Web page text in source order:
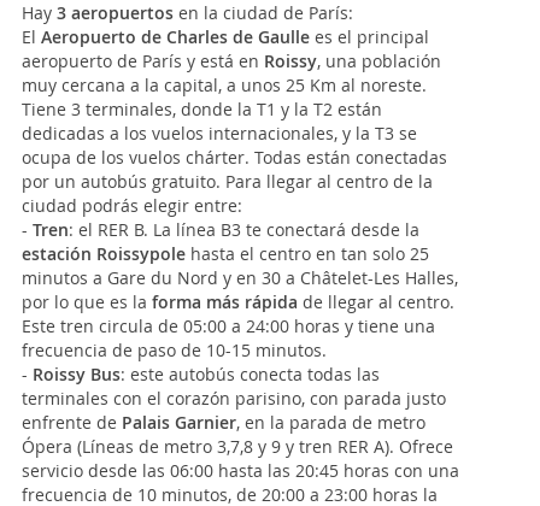
Hay 3 aeropuertos en la ciudad de París:
El Aeropuerto de Charles de Gaulle es el principal
aeropuerto de París y está en Roissy, una población
muy cercana a la capital, a unos 25 Km al noreste.
Tiene 3 terminales, donde la T1 y la T2 están
dedicadas a los vuelos internacionales, y la T3 se
ocupa de los vuelos chárter. Todas están conectadas
por un autobús gratuito. Para llegar al centro de la
ciudad podrás elegir entre:
- Tren: el RER B. La línea B3 te conectará desde la
estación Roissypole hasta el centro en tan solo 25
minutos a Gare du Nord y en 30 a Châtelet-Les Halles,
por lo que es la forma más rápida de llegar al centro.
Este tren circula de 05:00 a 24:00 horas y tiene una
frecuencia de paso de 10-15 minutos.
- Roissy Bus: este autobús conecta todas las
terminales con el corazón parisino, con parada justo
enfrente de Palais Garnier, en la parada de metro
Ópera (Líneas de metro 3,7,8 y 9 y tren RER A). Ofrece
servicio desde las 06:00 hasta las 20:45 horas con una
frecuencia de 10 minutos, de 20:00 a 23:00 horas la